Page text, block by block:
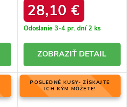
28,10 €
Odoslanie 3-4 pr. dní2 ks
DETAIL
POSLEDNÉ KUSY- ZÍSKAJTE
ICH KÝM MÔŽETE!